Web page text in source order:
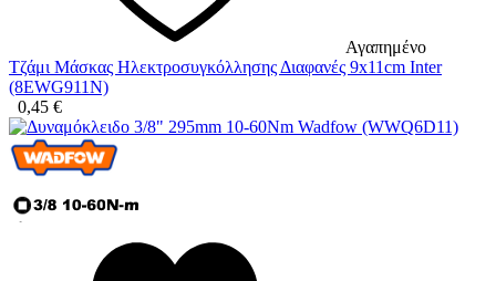
Αγαπημένο
Τζάμι Μάσκας Ηλεκτροσυγκόλλησης Διαφανές 9x11cm Inter
(8EWG911N)
0,45 €